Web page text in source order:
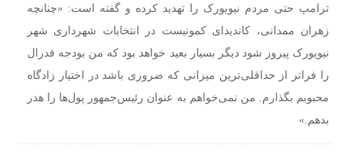
ترامپ حتی مردم نیویورک را تهدید کرده و گفته است: «چنانچه
زهران ممدانی، کاندیدای کمونیست در انتخابات شهرداری شهر
نیویورک پیروز شود دیگر بسیار بعید خواهد بود که من بودجه فدرال
را فراتر از حداقلی‌ترین میزانی که ضروری باشد در اختیار زادگاه
محبوبم بگذارم. من نمی‌خواهم به عنوان رئیس‌جمهور پول‌ها را هدر
بدهم.»